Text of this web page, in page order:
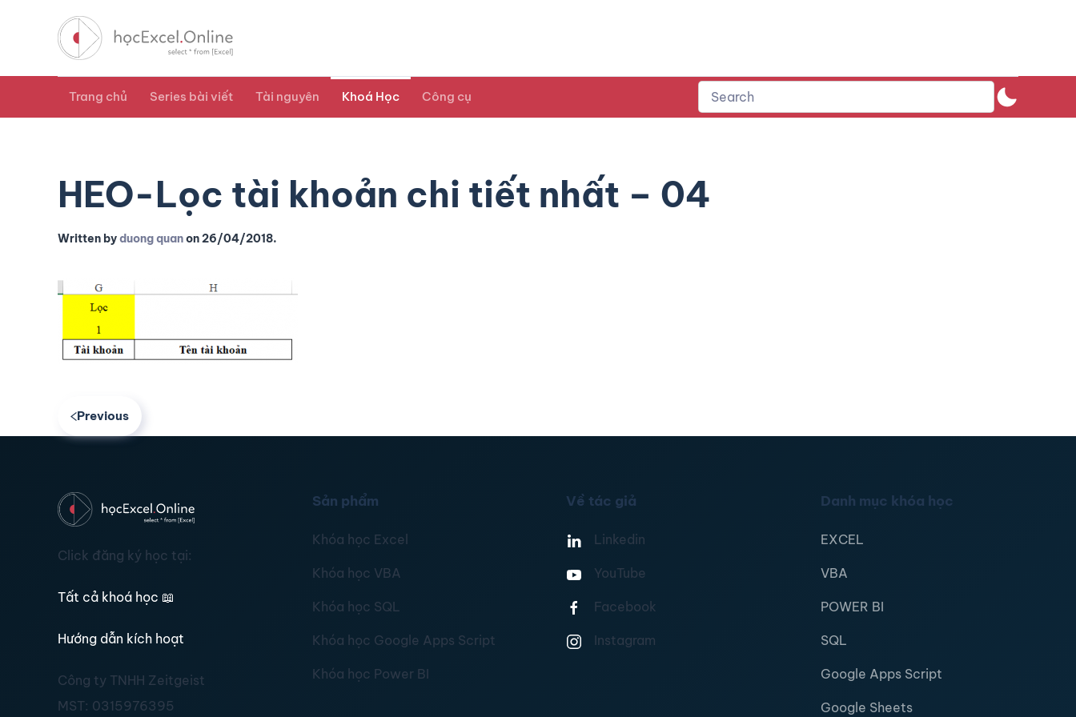
Trang chủ Series bài viết Tài nguyên Khoá Học Công cụ
HEO-Lọc tài khoản chi tiết nhất – 04
Written byduong quanon26/04/2018.
Previous
Click đăng ký học tại:
Tất cả khoá học 📖
Hướng dẫn kích hoạt
Công ty TNHH Zeitgeist
MST: 0315976395
Sản phẩm
Khóa học Excel
Khóa học VBA
Khóa học SQL
Khóa học Google Apps Script
Khóa học Power BI
Về tác giả
Linkedin
YouTube
Facebook
Instagram
Danh mục khóa học
EXCEL
VBA
POWER BI
SQL
Google Apps Script
Google Sheets